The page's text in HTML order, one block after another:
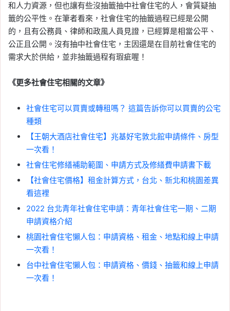
和人力資源，但也讓有些沒抽籤抽中社會住宅的人，會質疑抽
籤的公平性。在筆者看來，社會住宅的抽籤過程已經是公開
的，且有公務員、律師和政風人員見證，已經算是相當公平、
公正且公開。沒有抽中社會住宅，主因還是在目前社會住宅的
需求大於供給，並非抽籤過程有瑕疵喔！
《更多社會住宅相關的文章》
社會住宅可以買賣或轉租嗎？ 這篇告訴你可以買賣的公宅
種類
【王朝大酒店社會住宅】兆基好宅敦北館申請條件、房型
一次看！
社會住宅修繕補助範圍、申請方式及修繕費申請書下載
【社會住宅價格】租金計算方式，台北、新北和桃園差異
看這裡
2022 台北青年社會住宅申請：青年社會住宅一期、二期
申請資格介紹
桃園社會住宅懶人包：申請資格、租金、地點和線上申請
一次看！
台中社會住宅懶人包：申請資格、價錢、抽籤和線上申請
一次看！